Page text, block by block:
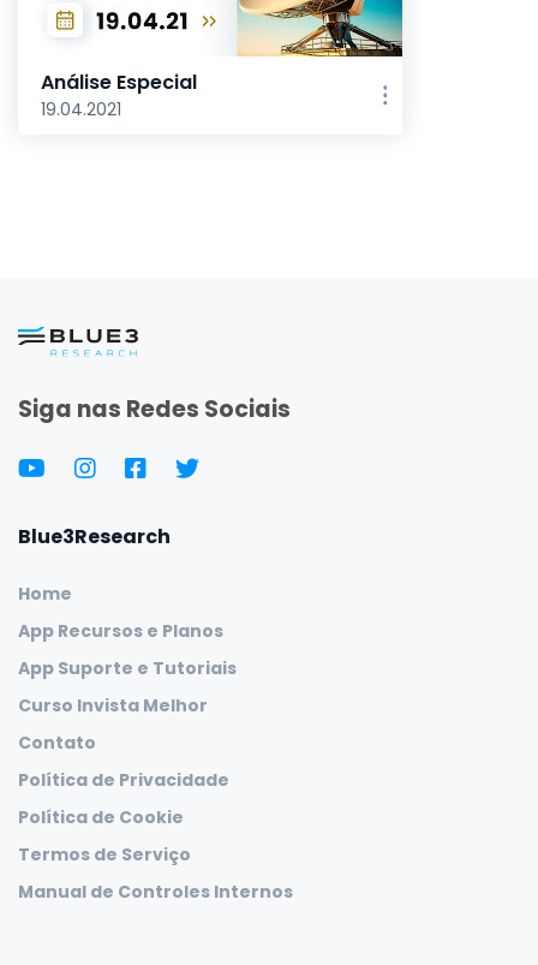
Análise Especial
19.04.2021
Siga nas Redes Sociais
Blue3Research
Home
App Recursos e Planos
App Suporte e Tutoriais
Curso Invista Melhor
Contato
Política de Privacidade
Política de Cookie
Termos de Serviço
Manual de Controles Internos